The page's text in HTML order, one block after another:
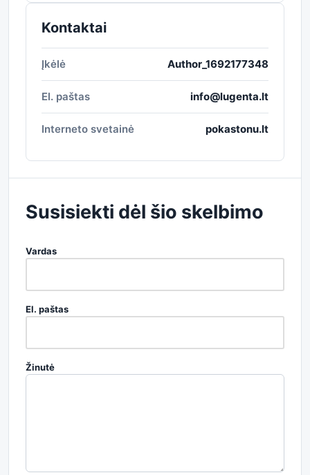
Kontaktai
Įkėlė Author_1692177348
El. paštas info@lugenta.lt
Interneto svetainė pokastonu.lt
Susisiekti dėl šio skelbimo
Vardas
El. paštas
Žinutė